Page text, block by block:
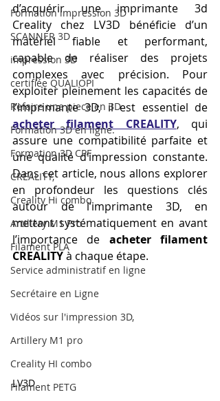
Formation impression 3D
SCANNER 3D
impression 3D
certifiée QUALIOPI
Refaire une piece en 3D
Formation 3D en ligne.
Formation 3D CPF
CREALITY,
Creality Hi combo
Artillery M1 Pro
Filament PLA
Service administratif en ligne
Secrétaire en Ligne
Vidéos sur l'impression 3D,
Artillery M1 pro
Creality HI combo
Filament PETG
d’acquérir une imprimante 3d
Creality chez LV3D bénéficie d’un
matériel fiable et performant,
capable de réaliser des projets
complexes avec précision. Pour
exploiter pleinement les capacités de
acheter filament CREALITY, qui
assure une compatibilité parfaite et
une qualité d’impression constante.
Dans cet article, nous allons explorer
en profondeur les questions clés
autour de l’imprimante 3D, en
mettant systématiquement en avant
l’importance de acheter filament
CREALITY à chaque étape.
LV3D